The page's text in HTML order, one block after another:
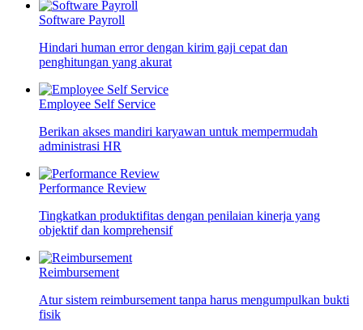
Software Payroll
Hindari human error dengan kirim gaji cepat dan
penghitungan yang akurat
Employee Self Service
Berikan akses mandiri karyawan untuk mempermudah
administrasi HR
Performance Review
Tingkatkan produktifitas dengan penilaian kinerja yang
objektif dan komprehensif
Reimbursement
Atur sistem reimbursement tanpa harus mengumpulkan bukti
fisik